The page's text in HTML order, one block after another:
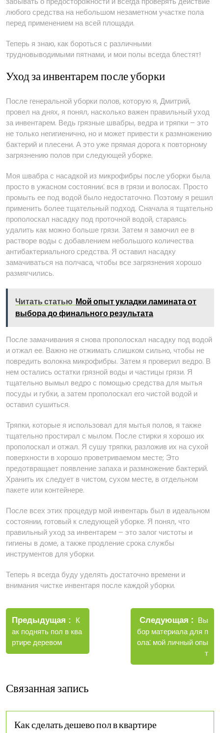
любого средства на небольшом незаметном участке пола
перед применением на всей площади.
Теперь я знаю, как бороться с различными
трудновыводимыми пятнами, и мои полы всегда блестят!
Уход за инвентарем после уборки
После генеральной уборки полов, которую я, Дмитрий,
провел на днях, я понял, насколько важен правильный уход
за инвентарем. Ведь грязные швабры, ведра и тряпки – это
не только негигиенично, но и может привести к размножению
бактерий и плесени. А это уже прямая дорога к повторному
загрязнению полов при следующей уборке.
Моя швабра с насадкой из микрофибры после уборки была
просто в ужасном состоянии⁚ вся в грязи и волосах. Просто
промыть ее под водой было недостаточно. Поэтому я решил
применить более тщательный подход. Сначала я тщательно
прополоскал насадку под проточной водой, стараясь
удалить как можно больше грязи. Затем я замочил ее в
растворе воды с добавлением небольшого количества
антибактериального средства. Я оставил насадку
замачиваться на полчаса, чтобы все загрязнения хорошо
размягчились.
Читать статью Мой опыт укладки ламината от
выбора до финального результата
После замачивания я снова прополоскал насадку под водой
и отжал ее. Важно не отжимать слишком сильно, чтобы не
повредить волокна микрофибры. Затем я проверил ведро. В
нем остались остатки грязной воды и частицы грязи. Я
тщательно вымыл ведро с помощью средства для мытья
посуды и губки, а затем прополоскал его чистой водой и
оставил сушиться.
Тряпки, которые я использовал для мытья полов, я также
тщательно простирал с мылом. После стирки я хорошо их
прополоскал и отжал. Я сушу тряпки, разложив их на сухой
поверхности в хорошо проветриваемом месте; Это
предотвращает появление запаха и размножение бактерий.
Хранить их следует в чистом, сухом месте, в отдельном
пакете или контейнере.
После всех этих процедур мой инвентарь был в идеальном
состоянии, готовый к следующей уборке. Я понял, что
правильный уход за инвентарем – это залог чистоты и
гигиены в доме, а также продление срока службы
инструментов для уборки.
Теперь я всегда буду уделять достаточно времени и
внимания чистке инвентаря после каждой уборки.
Навигация
по
записям
Предыдущая
Старые
записи
К
ак поднять пол в ква
ртире деревом
Следующая
Новые
записи
Вы
бор материала для п
ола⁚ мой личный опы
т
Связанная запись
Как сделать дешево пол в квартире